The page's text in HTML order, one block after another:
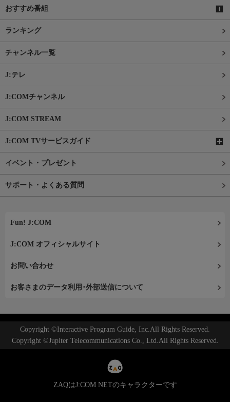
おすすめ番組
ランキング
チャンネル一覧
J:テレ
J:COMチャンネル
J:COM STREAM
J:COM TVサービスガイド
イベント・プレゼント
サポート・よくある質問
Fun! J:COM
J:COM オフィシャルサイト
お問い合わせ
お客さまのデータ利用･外部送信について
Copyright ©Interactive Program Guide, Inc.All Rights Reserved.
Copyright ©Jupiter Telecommunications Co., Ltd.All Rights Reserved.
ZAQはJ:COM NETのキャラクターです